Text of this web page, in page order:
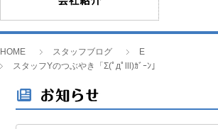
HOME スタッフブログ
E
スタッフYのつぶやき「Σ(ﾟдﾟlll)ｶﾞｰﾝ」